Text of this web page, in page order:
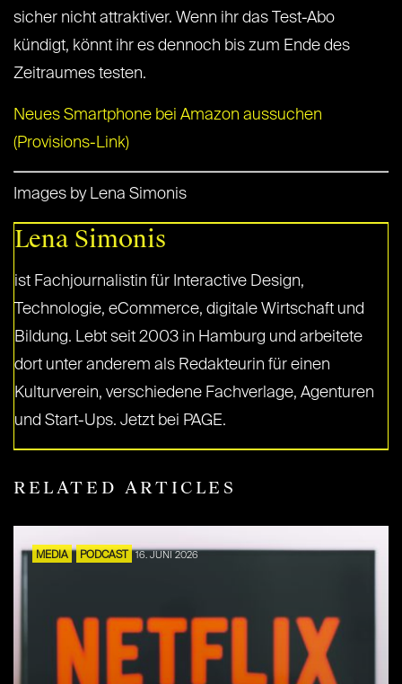
sicher nicht attraktiver. Wenn ihr das Test-Abo
kündigt, könnt ihr es dennoch bis zum Ende des
Zeitraumes testen.
Neues Smartphone bei Amazon aussuchen
(Provisions-Link)
Images by Lena Simonis
Lena Simonis
ist Fachjournalistin für Interactive Design,
Technologie, eCommerce, digitale Wirtschaft und
Bildung. Lebt seit 2003 in Hamburg und arbeitete
dort unter anderem als Redakteurin für einen
Kulturverein, verschiedene Fachverlage, Agenturen
und Start-Ups. Jetzt bei PAGE.
RELATED ARTICLES
MEDIA PODCAST 16. JUNI 2026